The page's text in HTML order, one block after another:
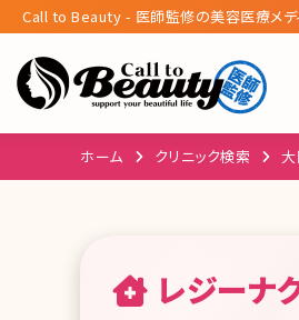
Call to Beauty - 医師監修の美容医療メデ
ホーム クリニック検索
レジーナ